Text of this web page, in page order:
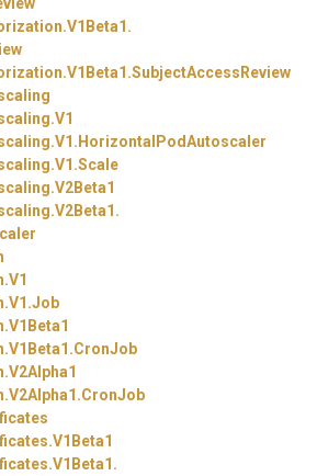
V1Beta1.
V1Beta1.SubjectAccessReview
V1
V1. HorizontalPodAutoscaler
V1.Scale
V2Beta1
V2Beta1.
V1
V1.Job
V1Beta1
V1Beta1.CronJob
V2Alpha1
V2Alpha1.CronJob
V1Beta1
V1Beta1.